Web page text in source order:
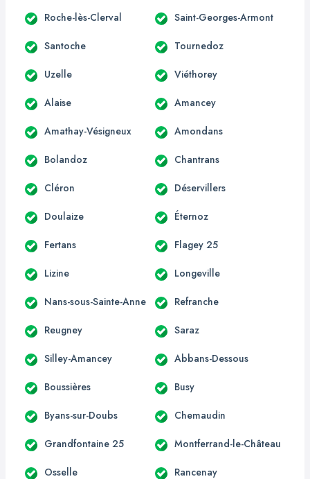
Roche-lès-Clerval Saint-Georges-Armont
Santoche Tournedoz
Uzelle Viéthorey
Alaise Amancey
Amathay-Vésigneux Amondans
Bolandoz Chantrans
Cléron Déservillers
Doulaize Éternoz
Fertans Flagey 25
Lizine Longeville
Nans-sous-Sainte-Anne Refranche
Reugney Saraz
Silley-Amancey Abbans-Dessous
Boussières Busy
Byans-sur-Doubs Chemaudin
Grandfontaine 25 Montferrand-le-Château
Osselle Rancenay